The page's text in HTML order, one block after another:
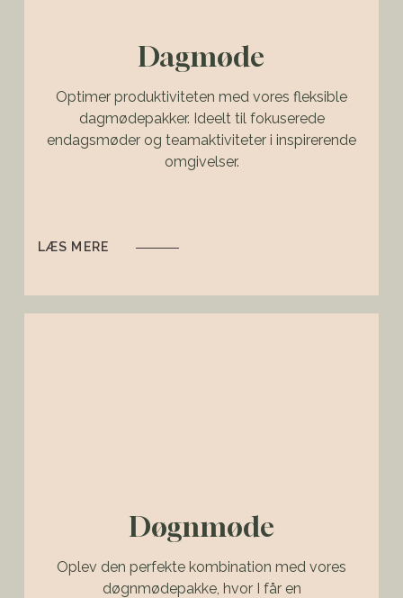
Dagmøde
Optimer produktiviteten med vores fleksible
dagmødepakker. Ideelt til fokuserede
endagsmøder og teamaktiviteter i inspirerende
omgivelser.
LÆS MERE
Døgnmøde
Oplev den perfekte kombination med vores
døgnmødepakke, hvor I får en